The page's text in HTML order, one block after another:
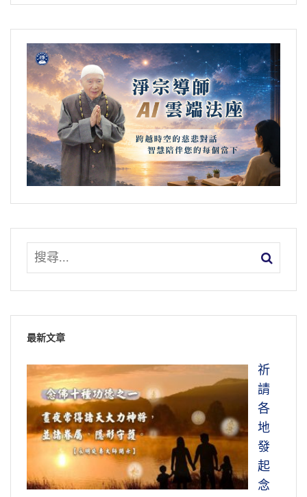
最新文章
祈
請
各
地
發
起
念